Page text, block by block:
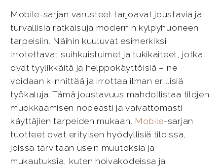
Mobile-sarjan varusteet tarjoavat joustavia ja
turvallisia ratkaisuja modernin kylpyhuoneen
tarpeisiin. Näihin kuuluvat esimerkiksi
irrotettavat suihkuistuimet ja tukikaiteet, jotka
ovat tyylikkäitä ja helppokäyttöisiä – ne
voidaan kiinnittää ja irrottaa ilman erillisiä
työkaluja. Tämä joustavuus mahdollistaa tilojen
muokkaamisen nopeasti ja vaivattomasti
käyttäjien tarpeiden mukaan. Mobile-sarjan
tuotteet ovat erityisen hyödyllisiä tiloissa,
joissa tarvitaan usein muutoksia ja
mukautuksia, kuten hoivakodeissa ja